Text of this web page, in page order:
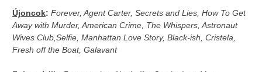
Újoncok: Forever, Agent Carter, Secrets and Lies, How To Get
Away with Murder, American Crime, The Whispers, Astronaut
Wives Club,Selfie, Manhattan Love Story, Black-ish, Cristela,
Fresh off the Boat, Galavant